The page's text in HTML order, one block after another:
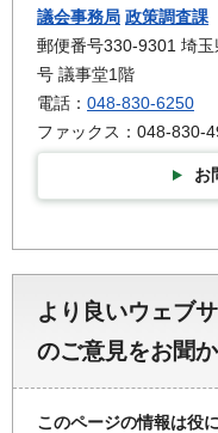
議会事務局 政策調査課
郵便番号330-9301 埼
号 議事堂1階
電話： 048-830-6250
ファックス：048-830-
お
より良いウェブ
のご意見をお聞
このページの情報は役